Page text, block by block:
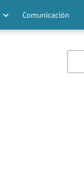
Comunicación